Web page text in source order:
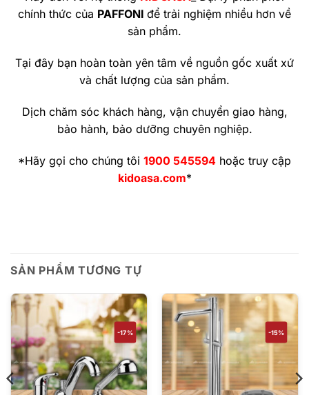
chính thức của PAFFONI để trải nghiệm nhiều hơn về
sản phẩm.
Tại đây bạn hoàn toàn yên tâm về nguồn gốc xuất xứ
và chất lượng của sản phẩm.
Dịch chăm sóc khách hàng, vận chuyển giao hàng,
bảo hành, bảo dưỡng chuyên nghiệp.
*Hãy gọi cho chúng tôi 1900 545594 hoặc truy cập
kidoasa.com*
SẢN PHẨM TƯƠNG TỰ
-17% -15%